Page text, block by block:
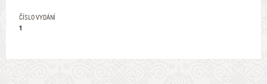
ČÍSLO VYDÁNÍ
1